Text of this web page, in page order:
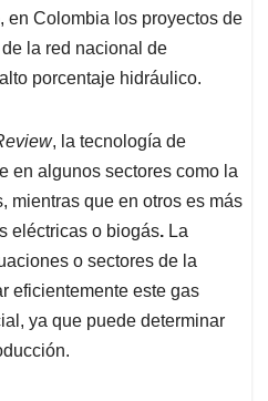
en Colombia los proyectos de
la red nacional de
porcentaje hidráulico.
, la tecnología de
en algunos sectores como la
mientras que en otros es más
eléctricas o biogás. La
o sectores de la
eficientemente este gas
ya que puede determinar